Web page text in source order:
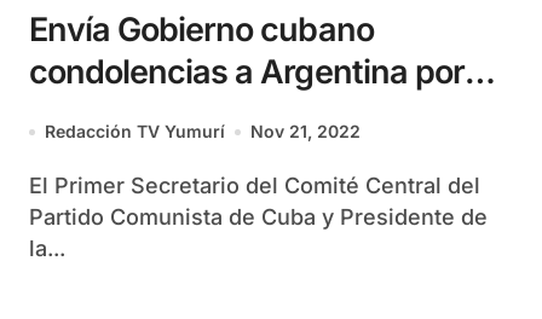
Envía Gobierno cubano
condolencias a Argentina por
fallecimiento de Hebe de
Redacción TV Yumurí Nov 21, 2022
El Primer Secretario del Comité Central del
Partido Comunista de Cuba y Presidente de
la...